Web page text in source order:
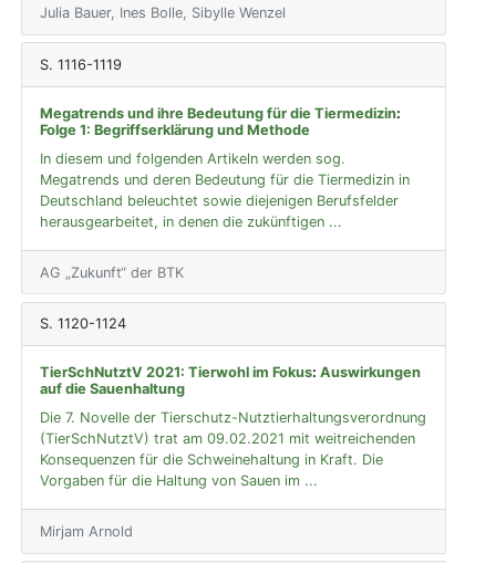
Julia Bauer, Ines Bolle, Sibylle Wenzel
S. 1116-1119
Megatrends und ihre Bedeutung für die Tiermedizin:
Folge 1: Begriffserklärung und Methode
In diesem und folgenden Artikeln werden sog.
Megatrends und deren Bedeutung für die Tiermedizin in
Deutschland beleuchtet sowie diejenigen Berufsfelder
herausgearbeitet, in denen die zukünftigen ...
AG „Zukunft“ der BTK
S. 1120-1124
TierSchNutztV 2021: Tierwohl im Fokus:Auswirkungen
auf die Sauenhaltung
Die 7. Novelle der Tierschutz-Nutztierhaltungsverordnung
(TierSchNutztV) trat am 09.02.2021 mit weitreichenden
Konsequenzen für die Schweinehaltung in Kraft. Die
Vorgaben für die Haltung von Sauen im ...
Mirjam Arnold